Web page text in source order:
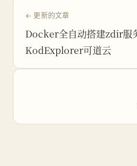
← 更新的文章
Docker全自动搭建zdir服
KodExplorer可道云